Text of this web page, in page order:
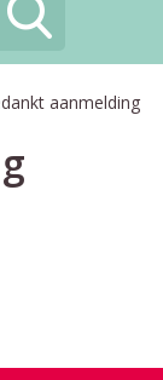
aanmelding